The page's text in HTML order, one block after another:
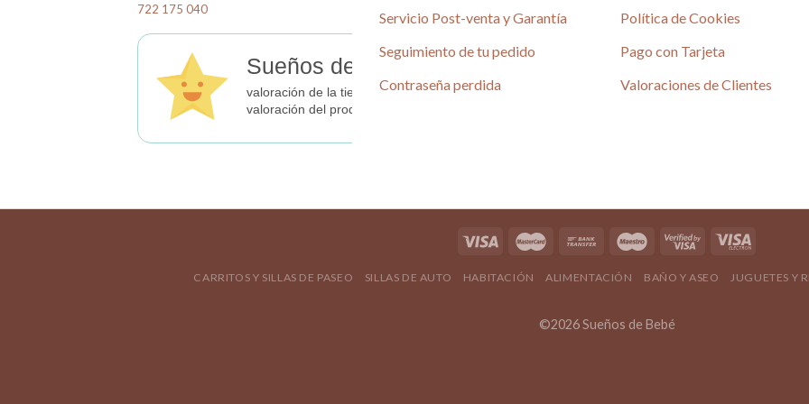
en
página
producto
722 175 040
Sueños de Bebé
valoración de la tienda
4.80 / 5
valoración del producto
Servicio Post-venta y Garantía
Seguimiento de tu pedido
Contraseña perdida
Política de Cookies
Pago con Tarjeta
Valoraciones de Clientes
CARRITOS Y SILLAS DE PASEO SILLAS DE AUTO HABITACIÓN ALIMENTACIÓN BAÑO Y ASEO JUGUETES Y
©2026 Sueños de Bebé